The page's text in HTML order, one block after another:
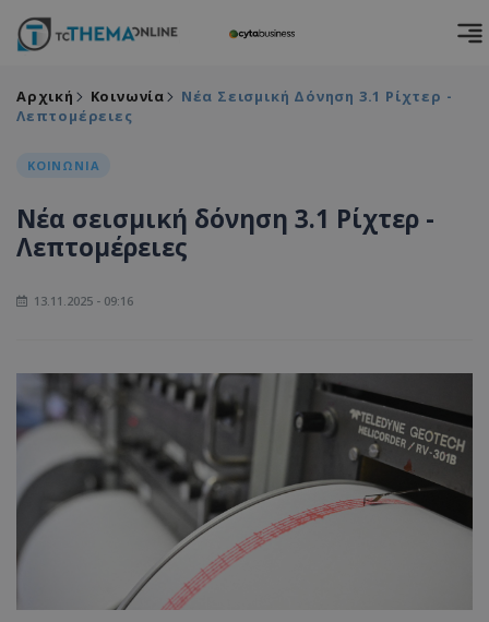
Αρχική Κοινωνία
Νέα Σεισμική Δόνηση 3.1 Ρίχτερ -
Λεπτομέρειες
ΚΟΙΝΩΝΙΑ
Νέα σεισμική δόνηση 3.1 Ρίχτερ -
Λεπτομέρειες
13.11.2025 - 09:16